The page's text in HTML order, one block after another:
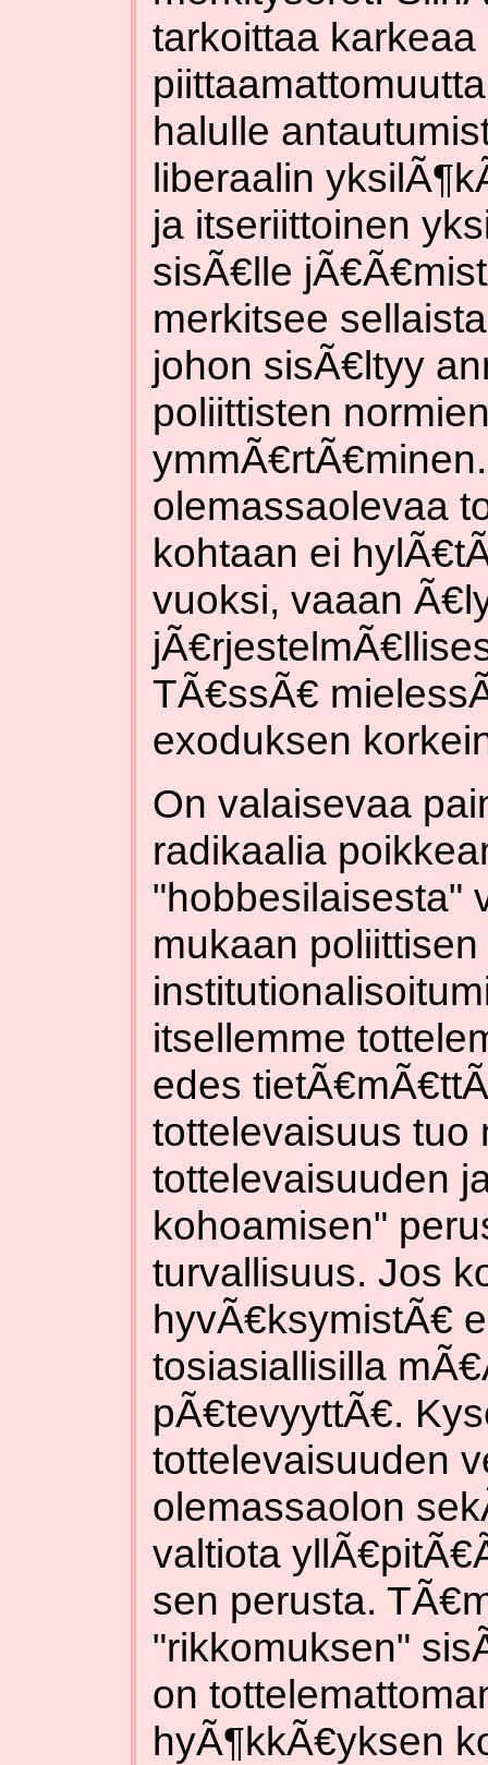
tarkoittaa
halulle
liberaalin
ja itseriittoinen
sisÃ€lle
merkitsee
johon sisÃ€ltyy
poliittisten
olemassaolevaa
kohtaan ei
vuoksi, vaaan
TÃ€ssÃ€
exoduksen
On valaisevaa
radikaalia
"hobbesilaisesta"
mukaan
itsellemme
edes
tottelevaisuus tuo
tottelevaisuuden
kohoamisen"
turvallisuus. Jos
hyvÃ€ksymistÃ€
tosiasiallisilla
pÃ€tevyyttÃ€.
tottelevaisuuden
olemassaolon
valtiota
sen perusta.
"rikkomuksen"
on
hyÃ¶kkÃ€yksen